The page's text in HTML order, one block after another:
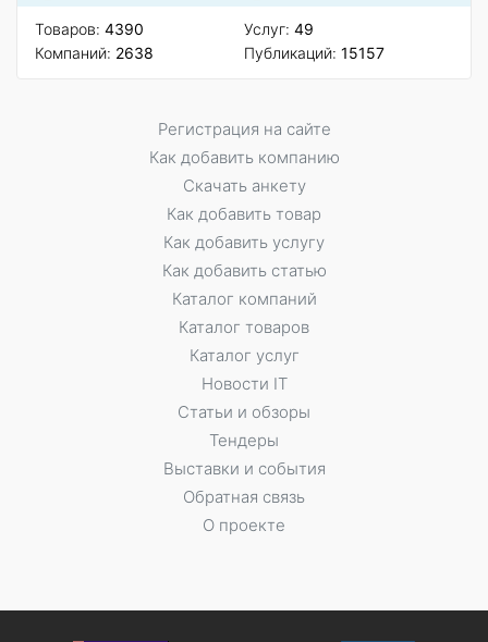
Товаров: 4390
Компаний: 2638
Услуг: 49
Публикаций: 15157
Регистрация на сайте
Как добавить компанию
Скачать анкету
Как добавить товар
Как добавить услугу
Как добавить статью
Каталог компаний
Каталог товаров
Каталог услуг
Новости IT
Статьи и обзоры
Тендеры
Выставки и события
Обратная связь
О проекте